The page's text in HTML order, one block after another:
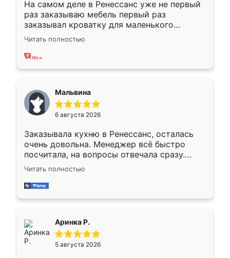
На самом деле в Ренессанс уже не первый
раз заказываю мебель первый раз
заказывал кроватку для маленького
ребёнка при его рождении ,во второй раз
заказал шкаф-купе. По качеству очень
хорошее сборка достаточно быстрая,
меньше, здесь же он более разнообразный.
Мне нравится ,если что-то потребуется из
мебели буду заказывать только здесь.
Читать полностью
Мальвина
6 августа 2026
Заказывала кухню в Ренессанс, осталась
очень довольна. Менеджер всё быстро
посчитала, на вопросы отвечала сразу.
Замерщик приехал в субботу, подошёл к
делу со всей ответственностью. Собрали
за день, ребята работали аккуратно, даже
Читать полностью
Аринка Р.
5 августа 2026